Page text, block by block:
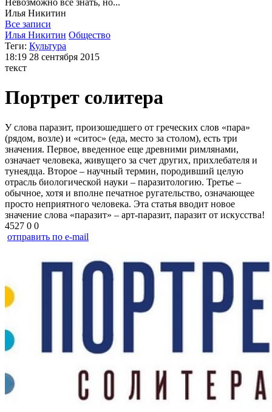
Невозможно все знать, но...
Илья Никитин
Все записи
Илья Никитин Общество
Теги: Культура
18:19 28 сентября 2015
текст
Портрет солитера
У слова паразит, произошедшего от греческих слов «пара»
(рядом, возле) и «ситос» (еда, место за столом), есть три
значения. Первое, введенное еще древними римлянами,
означает человека, живущего за счет других, прихлебателя и
тунеядца. Второе – научный термин, породивший целую
отрасль биологической науки – паразитологию. Третье –
обычное, хотя и вполне печатное ругательство, означающее
просто неприятного человека. Эта статья вводит новое
значение слова «паразит» – арт-паразит, паразит от искусства!
4527 0 0
отправить по e-mail